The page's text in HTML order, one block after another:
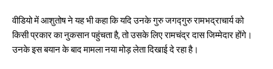
वीडियो में आशुतोष ने यह भी कहा कि यदि उनके गुरु जगद्गुरु रामभद्राचार्य को
किसी प्रकार का नुकसान पहुंचता है, तो उसके लिए रामचंद्र दास जिम्मेदार होंगे।
उनके इस बयान के बाद मामला नया मोड़ लेता दिखाई दे रहा है।